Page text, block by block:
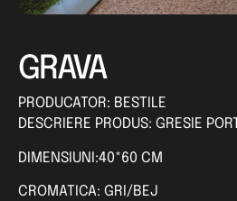
GRAVA
PRODUCATOR: BESTILE
DESCRIERE PRODUS: GRESIE
DIMENSIUNI:40*60 CM
CROMATICA: GRI/BEJ